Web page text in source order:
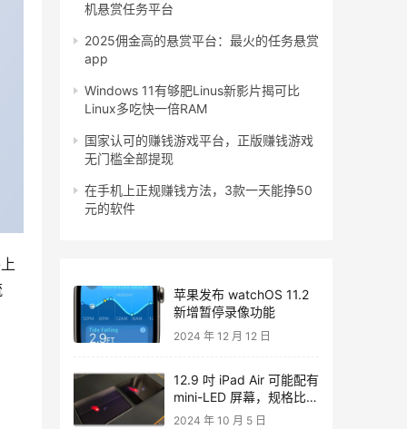
机悬赏任务平台
2025佣金高的悬赏平台：最火的任务悬赏
app
Windows 11有够肥Linus新影片揭可比
Linux多吃快一倍RAM
国家认可的赚钱游戏平台，正版赚钱游戏
无门槛全部提现
在手机上正规赚钱方法，3款一天能挣50
元的软件
苹果发布 watchOS 11.2
新增暂停录像功能
2024 年 12 月 12 日
12.9 吋 iPad Air 可能配有
mini-LED 屏幕，规格比
10.9 吋的更好
2024 年 10 月 5 日